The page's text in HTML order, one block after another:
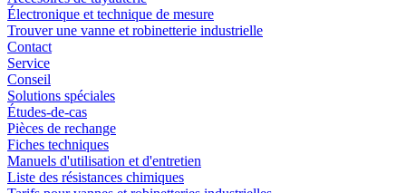
Électronique et technique de mesure
Trouver une vanne et robinetterie industrielle
Contact
Service
Conseil
Solutions spéciales
Études-de-cas
Pièces de rechange
Fiches techniques
Manuels d'utilisation et d'entretien
Liste des résistances chimiques